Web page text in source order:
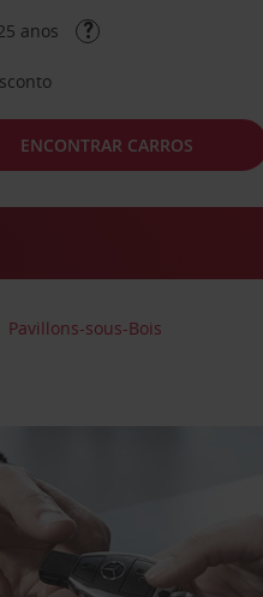
anos
ENCONTRAR CARROS
Pavillons-sous-Bois